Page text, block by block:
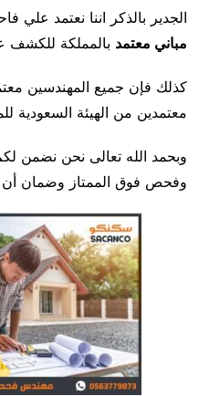
الجدير بالذكر اننا نعتمد
مباني معتمد بالمملكة للكشف
كذلك فإن جميع المهندسين
معتمدين من الهيئة السعودية
وبحمد الله تعالى نحن نضمن
وفحص فوق الممتاز وضمان